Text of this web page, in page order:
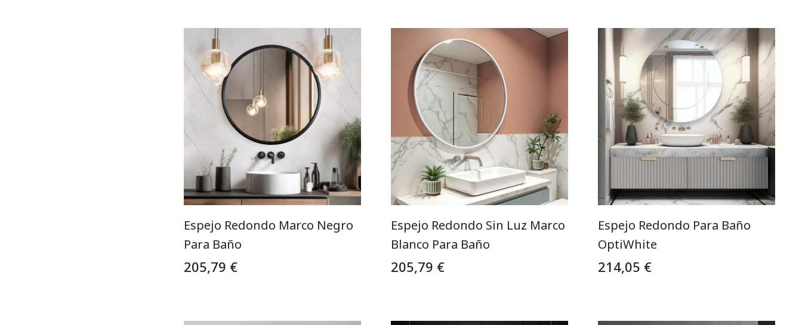
Espejo Redondo Marco Negro
Para Baño
205,79 €
Espejo Redondo Sin Luz Marco
Blanco Para Baño
205,79 €
Espejo Redondo Para Baño
OptiWhite
214,05 €